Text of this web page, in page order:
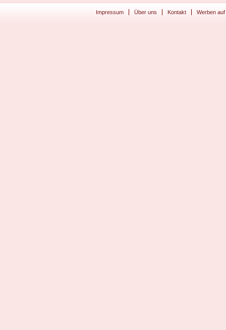
Impressum Über uns Kontakt Werben